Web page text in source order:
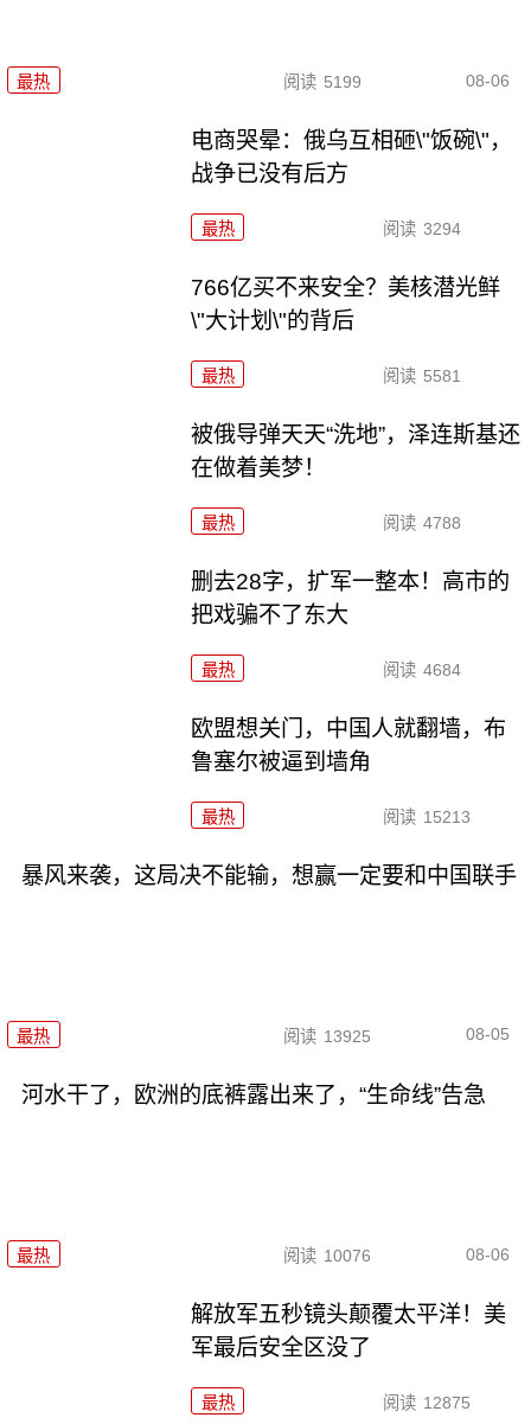
最热 阅读 5199 08-06
电商哭晕：俄乌互相砸\"饭碗\"，
战争已没有后方
最热 阅读 3294
766亿买不来安全？美核潜光鲜
\"大计划\"的背后
最热 阅读 5581
被俄导弹天天“洗地”，泽连斯基还
在做着美梦！
最热 阅读 4788
删去28字，扩军一整本！高市的
把戏骗不了东大
最热 阅读 4684
欧盟想关门，中国人就翻墙，布
鲁塞尔被逼到墙角
最热 阅读 15213
暴风来袭，这局决不能输，想赢一定要和中国联手
最热 阅读 13925 08-05
河水干了，欧洲的底裤露出来了，“生命线”告急
最热 阅读 10076 08-06
解放军五秒镜头颠覆太平洋！美
军最后安全区没了
最热 阅读 12875